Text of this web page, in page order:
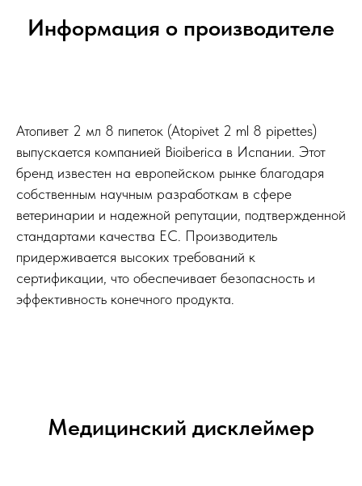
Информация о производителе
Атопивет 2 мл 8 пипеток (Atopivet 2 ml 8 pipettes)
выпускается компанией Bioiberica в Испании. Этот
бренд известен на европейском рынке благодаря
собственным научным разработкам в сфере
ветеринарии и надежной репутации, подтвержденной
стандартами качества ЕС. Производитель
придерживается высоких требований к
сертификации, что обеспечивает безопасность и
эффективность конечного продукта.
Медицинский дисклеймер